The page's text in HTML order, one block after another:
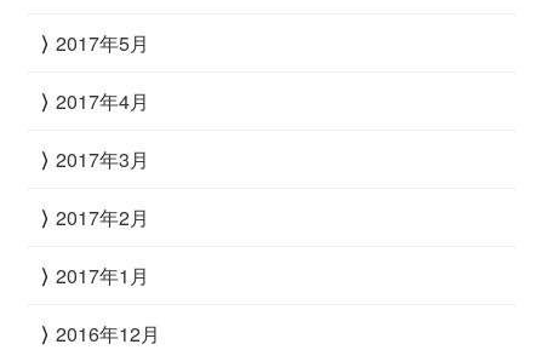
2017年5月
2017年4月
2017年3月
2017年2月
2017年1月
2016年12月